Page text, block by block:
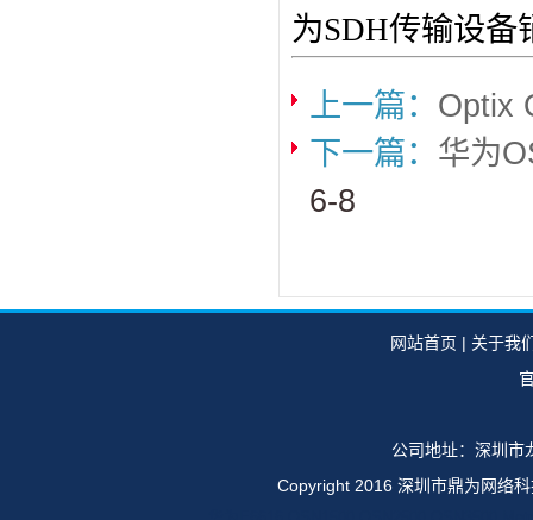
为SDH传输设备
上一篇： Optix
下一篇： 华为
6-8
网站首页 | 关于我
公司地址：深圳市
Copyright 2016 深圳市鼎为网络